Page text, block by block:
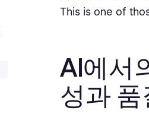
This is one of
AI에서
성과 품